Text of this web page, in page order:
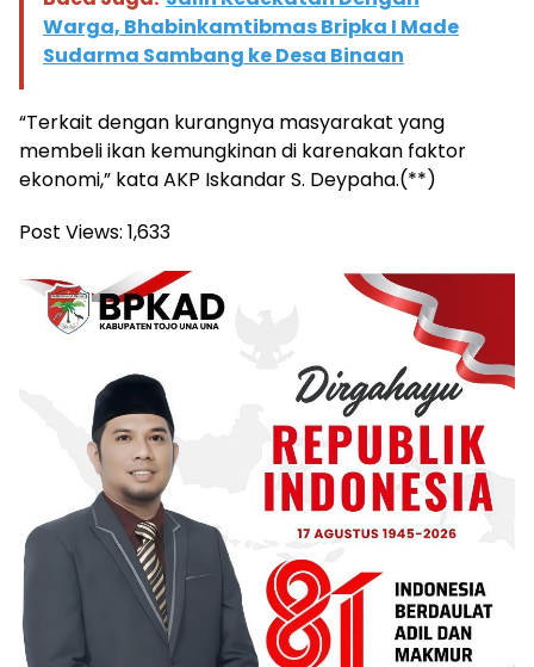
Warga, Bhabinkamtibmas Bripka I Made
Sudarma Sambang ke Desa Binaan
“Terkait dengan kurangnya masyarakat yang
membeli ikan kemungkinan di karenakan faktor
ekonomi,” kata AKP Iskandar S. Deypaha.(**)
Post Views: 1,633